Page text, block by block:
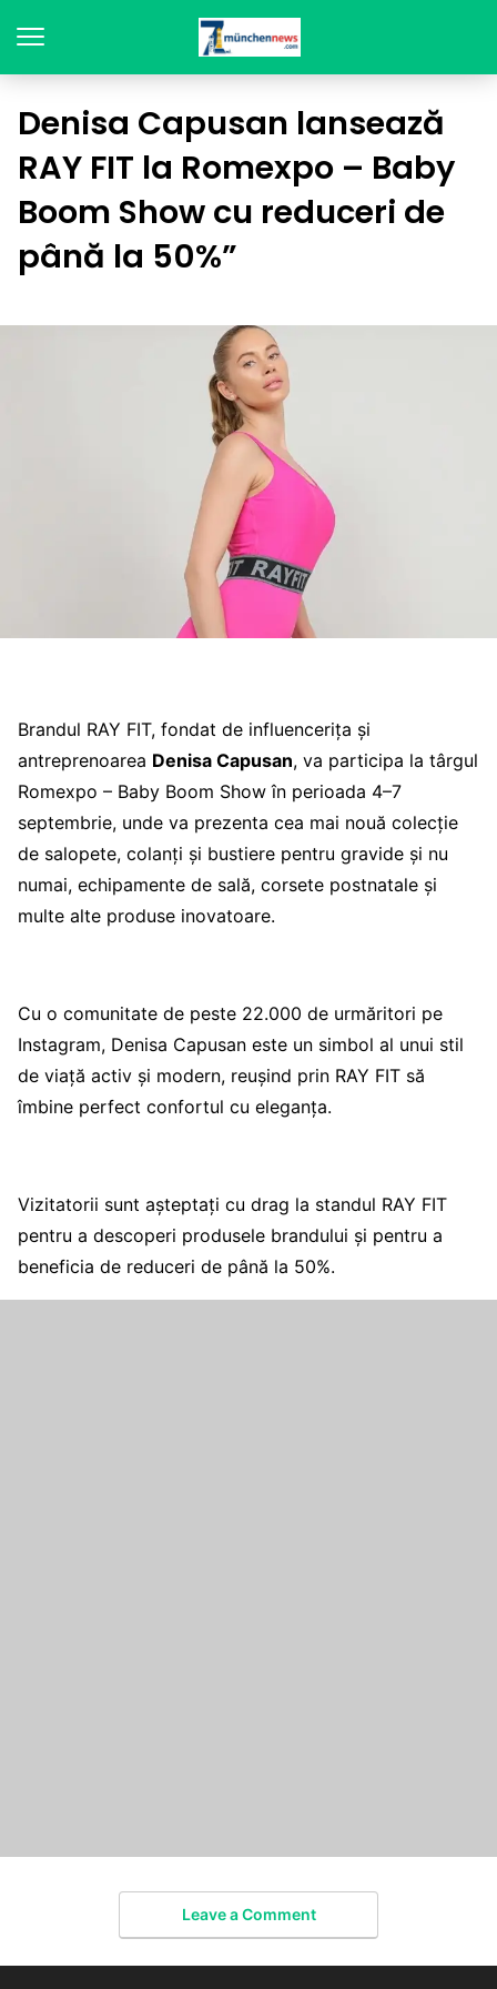
Denisa Capusan lansează
RAY FIT la Romexpo – Baby
Boom Show cu reduceri de
până la 50%”
Brandul RAY FIT, fondat de influencerița și
antreprenoarea Denisa Capusan, va participa la târgul
Romexpo – Baby Boom Show în perioada 4–7
septembrie, unde va prezenta cea mai nouă colecție
de salopete, colanți și bustiere pentru gravide și nu
numai, echipamente de sală, corsete postnatale și
multe alte produse inovatoare.
Cu o comunitate de peste 22.000 de urmăritori pe
Instagram, Denisa Capusan este un simbol al unui stil
de viață activ și modern, reușind prin RAY FIT să
îmbine perfect confortul cu eleganța.
Vizitatorii sunt așteptați cu drag la standul RAY FIT
pentru a descoperi produsele brandului și pentru a
beneficia de reduceri de până la 50%.
Leave a Comment